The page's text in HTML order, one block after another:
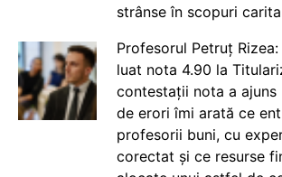
strânse în scopuri
Profesorul Petruț
luat nota 4.90 la
contestații nota a
de erori îmi arată ce
profesorii buni, cu
corectat și ce resurse